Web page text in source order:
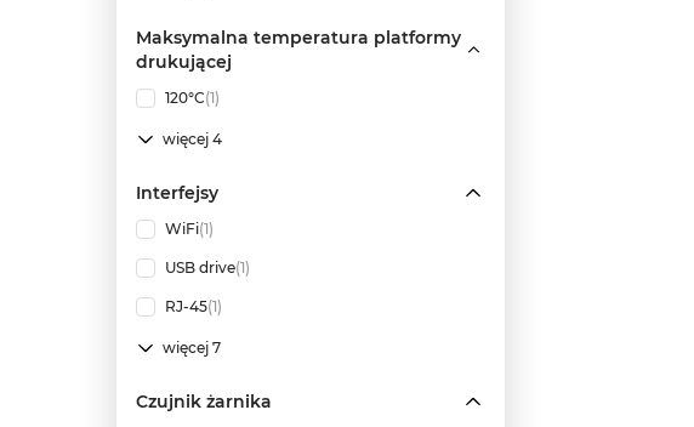
Maksymalna temperatura platformy
drukującej
120°C(1)
więcej 4
Interfejsy
WiFi(1)
USB drive(1)
RJ-45(1)
więcej 7
Czujnik żarnika